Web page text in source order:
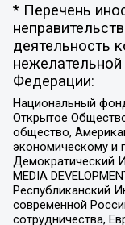
* Перечень
деятельность
Федерации:
Национальный
Открытое
общество,
экономическому и
Демократический
MEDIA
Республиканский
современной
сотрудничества,